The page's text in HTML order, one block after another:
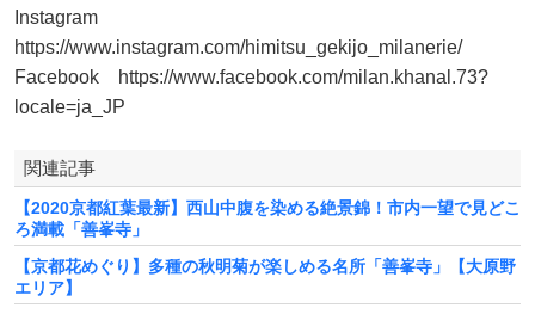
Instagram
https://www.instagram.com/himitsu_gekijo_milanerie/
Facebook https://www.facebook.com/milan.khanal.73?
locale=ja_JP
関連記事
【2020京都紅葉最新】西山中腹を染める絶景錦！市内一望で見どこ
ろ満載「善峯寺」
【京都花めぐり】多種の秋明菊が楽しめる名所「善峯寺」【大原野
エリア】